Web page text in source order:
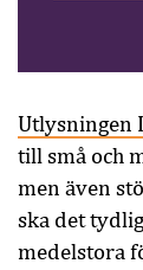
Utlysningen
till små och
men även
ska det
medelstora